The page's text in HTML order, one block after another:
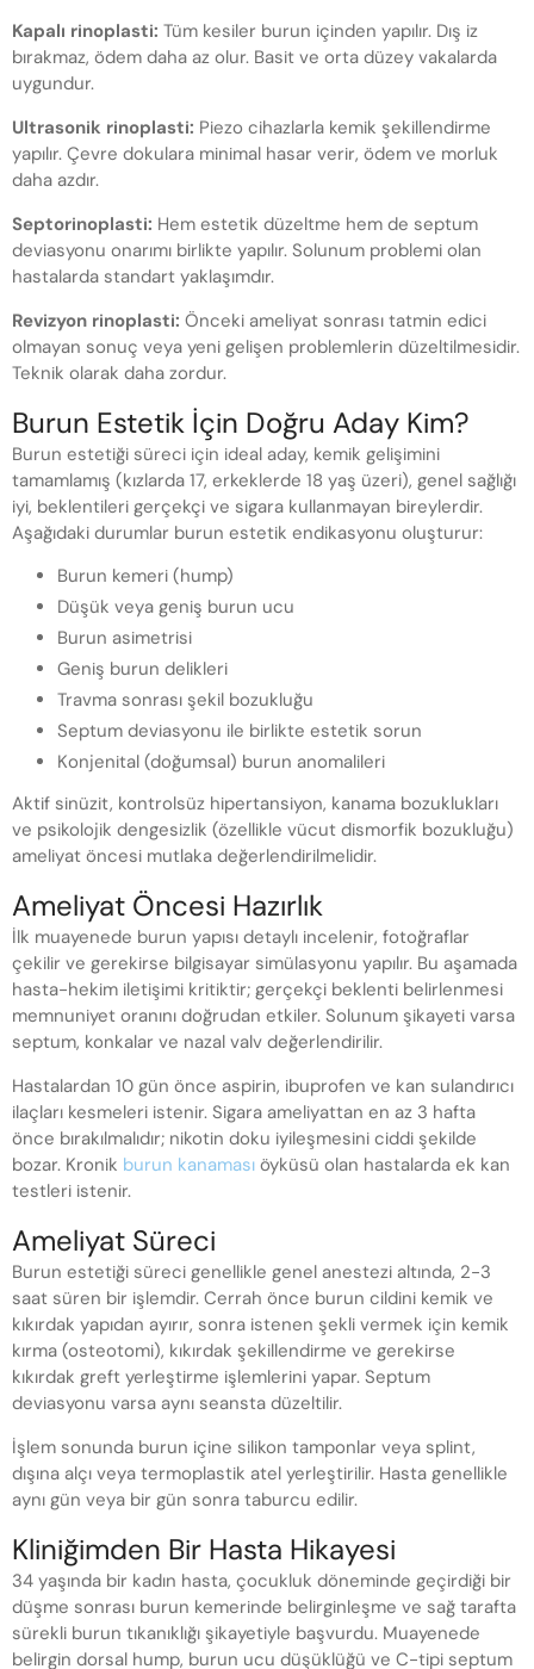
Kapalı rinoplasti: Tüm kesiler burun içinden yapılır. Dış iz
bırakmaz, ödem daha az olur. Basit ve orta düzey vakalarda
uygundur.
Ultrasonik rinoplasti: Piezo cihazlarla kemik şekillendirme
yapılır. Çevre dokulara minimal hasar verir, ödem ve morluk
daha azdır.
Septorinoplasti: Hem estetik düzeltme hem de septum
deviasyonu onarımı birlikte yapılır. Solunum problemi olan
hastalarda standart yaklaşımdır.
Revizyon rinoplasti: Önceki ameliyat sonrası tatmin edici
olmayan sonuç veya yeni gelişen problemlerin düzeltilmesidir.
Teknik olarak daha zordur.
Burun Estetik İçin Doğru Aday Kim?
Burun estetiği süreci için ideal aday, kemik gelişimini
tamamlamış (kızlarda 17, erkeklerde 18 yaş üzeri), genel sağlığı
iyi, beklentileri gerçekçi ve sigara kullanmayan bireylerdir.
Aşağıdaki durumlar burun estetik endikasyonu oluşturur:
Burun kemeri (hump)
Düşük veya geniş burun ucu
Burun asimetrisi
Geniş burun delikleri
Travma sonrası şekil bozukluğu
Septum deviasyonu ile birlikte estetik sorun
Konjenital (doğumsal) burun anomalileri
Aktif sinüzit, kontrolsüz hipertansiyon, kanama bozuklukları
ve psikolojik dengesizlik (özellikle vücut dismorfik bozukluğu)
ameliyat öncesi mutlaka değerlendirilmelidir.
Ameliyat Öncesi Hazırlık
İlk muayenede burun yapısı detaylı incelenir, fotoğraflar
çekilir ve gerekirse bilgisayar simülasyonu yapılır. Bu aşamada
hasta-hekim iletişimi kritiktir; gerçekçi beklenti belirlenmesi
memnuniyet oranını doğrudan etkiler. Solunum şikayeti varsa
septum, konkalar ve nazal valv değerlendirilir.
Hastalardan 10 gün önce aspirin, ibuprofen ve kan sulandırıcı
ilaçları kesmeleri istenir. Sigara ameliyattan en az 3 hafta
önce bırakılmalıdır; nikotin doku iyileşmesini ciddi şekilde
bozar. Kronik burun kanaması öyküsü olan hastalarda ek kan
testleri istenir.
Ameliyat Süreci
Burun estetiği süreci genellikle genel anestezi altında, 2-3
saat süren bir işlemdir. Cerrah önce burun cildini kemik ve
kıkırdak yapıdan ayırır, sonra istenen şekli vermek için kemik
kırma (osteotomi), kıkırdak şekillendirme ve gerekirse
kıkırdak greft yerleştirme işlemlerini yapar. Septum
deviasyonu varsa aynı seansta düzeltilir.
İşlem sonunda burun içine silikon tamponlar veya splint,
dışına alçı veya termoplastik atel yerleştirilir. Hasta genellikle
aynı gün veya bir gün sonra taburcu edilir.
Kliniğimden Bir Hasta Hikayesi
34 yaşında bir kadın hasta, çocukluk döneminde geçirdiği bir
düşme sonrası burun kemerinde belirginleşme ve sağ tarafta
sürekli burun tıkanıklığı şikayetiyle başvurdu. Muayenede
belirgin dorsal hump, burun ucu düşüklüğü ve C-tipi septum